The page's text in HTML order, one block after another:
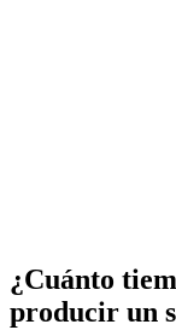
¿Cuánto
producir un